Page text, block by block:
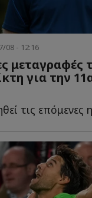
08 - 12:16
μεταγραφές
για την